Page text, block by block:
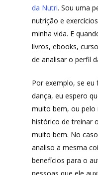
da Nutri. Sou uma
nutrição e
minha vida. E
livros, ebooks,
de analisar o perfil
Por exemplo, se
dança, eu espero
muito bem, ou pelo
histórico de treinar
muito bem. No
analiso a mesma
benefícios para o